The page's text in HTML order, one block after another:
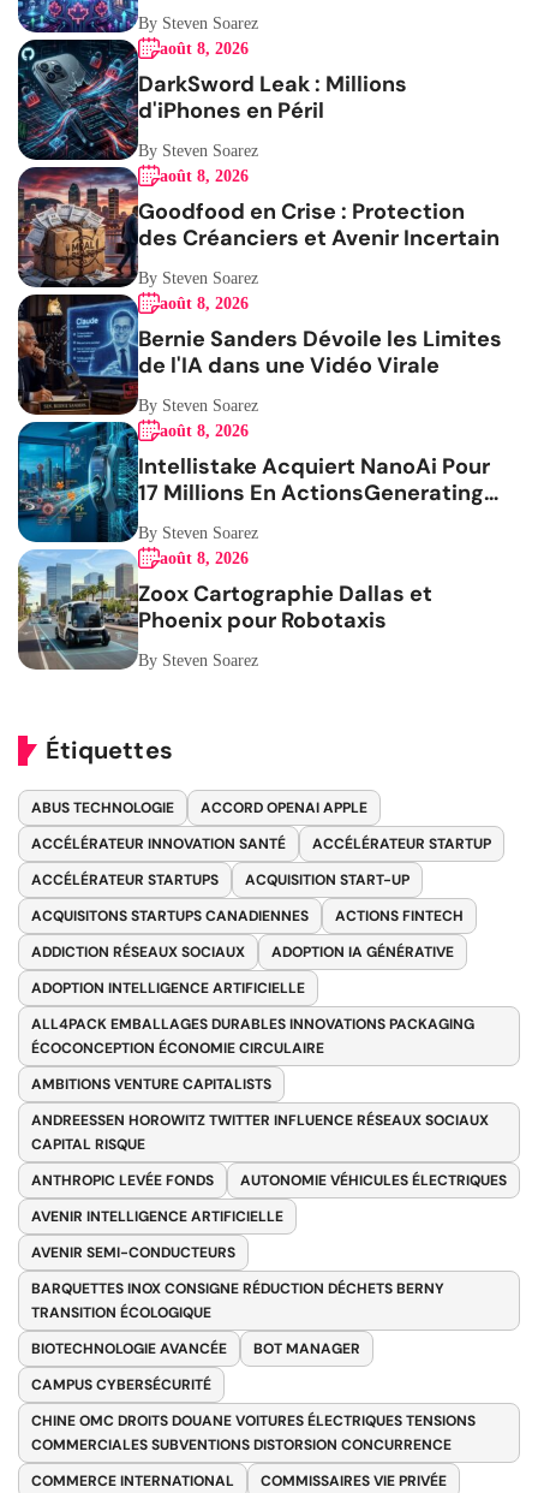
By Steven Soarez
août 8, 2026
DarkSword Leak : Millions
d'iPhones en Péril
By Steven Soarez
août 8, 2026
Goodfood en Crise : Protection
des Créanciers et Avenir Incertain
By Steven Soarez
août 8, 2026
Bernie Sanders Dévoile les Limites
de l'IA dans une Vidéo Virale
By Steven Soarez
août 8, 2026
Intellistake Acquiert NanoAi Pour
17 Millions En ActionsGenerating
the French blog article
By Steven Soarez
août 8, 2026
Zoox Cartographie Dallas et
Phoenix pour Robotaxis
By Steven Soarez
Étiquettes
ABUS TECHNOLOGIE
ACCORD OPENAI APPLE
ACCÉLÉRATEUR INNOVATION SANTÉ
ACCÉLÉRATEUR STARTUP
ACCÉLÉRATEUR STARTUPS
ACQUISITION START-UP
ACQUISITONS STARTUPS CANADIENNES
ACTIONS FINTECH
ADDICTION RÉSEAUX SOCIAUX
ADOPTION IA GÉNÉRATIVE
ADOPTION INTELLIGENCE ARTIFICIELLE
ALL4PACK EMBALLAGES DURABLES INNOVATIONS PACKAGING
ÉCOCONCEPTION ÉCONOMIE CIRCULAIRE
AMBITIONS VENTURE CAPITALISTS
ANDREESSEN HOROWITZ TWITTER INFLUENCE RÉSEAUX SOCIAUX
CAPITAL RISQUE
ANTHROPIC LEVÉE FONDS
AUTONOMIE VÉHICULES ÉLECTRIQUES
AVENIR INTELLIGENCE ARTIFICIELLE
AVENIR SEMI-CONDUCTEURS
BARQUETTES INOX CONSIGNE RÉDUCTION DÉCHETS BERNY
TRANSITION ÉCOLOGIQUE
BIOTECHNOLOGIE AVANCÉE
BOT MANAGER
CAMPUS CYBERSÉCURITÉ
CHINE OMC DROITS DOUANE VOITURES ÉLECTRIQUES TENSIONS
COMMERCIALES SUBVENTIONS DISTORSION CONCURRENCE
COMMERCE INTERNATIONAL
COMMISSAIRES VIE PRIVÉE